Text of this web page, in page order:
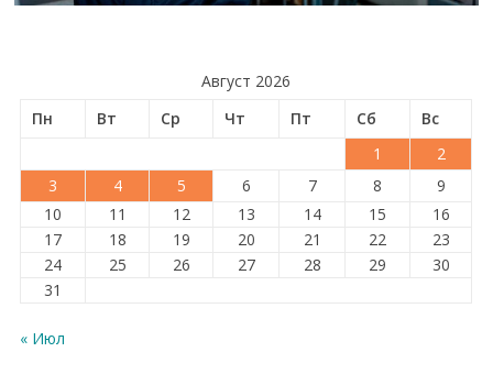
Август 2026
Пн
Вт Ср Чт Пт Сб
Вс
1
2
3
4 5 6 7 8
9
10
11 12 13 14 15
16
17
18 19 20 21 22
23
24
25 26 27 28 29
30
31
« Июл